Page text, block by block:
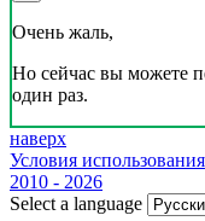
Очень жаль,
Но сейчас вы можете
один раз.
наверх
Условия использования
2010 - 2026
Select a language